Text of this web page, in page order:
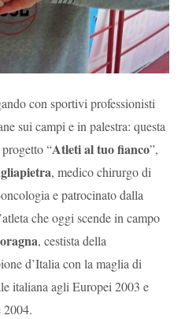
con sportivi professionisti
sui campi e in palestra: questa
“Atleti al tuo fianco”,
, medico chirurgo di
e patrocinato dalla
che oggi scende in campo
, cestista della
d’Italia con la maglia di
italiana agli Europei 2003 e